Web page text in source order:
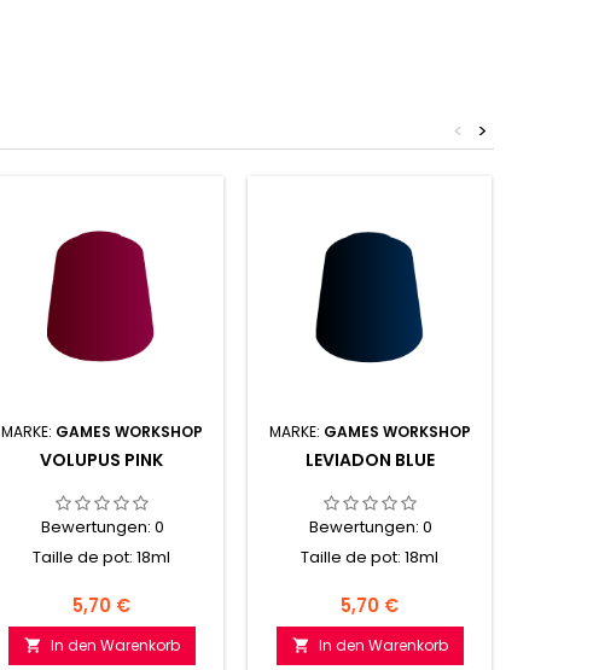
>
<
MARKE: GAMES WORKSHOP
VOLUPUS PINK
Bewertungen: 0
Taille de pot: 18ml
Preis
5,70 €
 In den Warenkorb
MARKE: GAMES WORKSHOP
LEVIADON BLUE
Bewertungen: 0
Taille de pot: 18ml
Preis
5,70 €
 In den Warenkorb